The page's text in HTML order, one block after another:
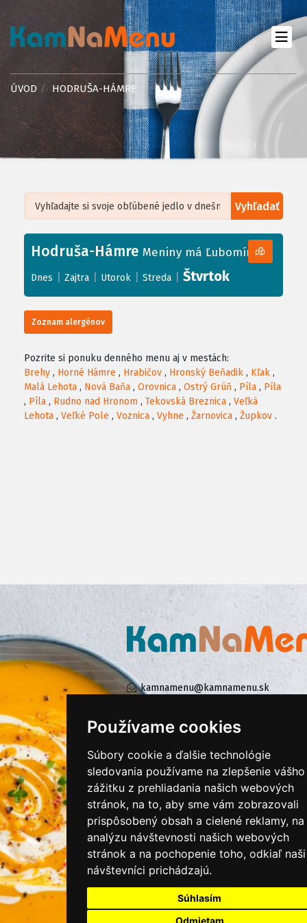
Používame cookies
Súbory cookie a ďalšie technológie
sledovania používame na zlepšenie vášho
zážitku z prehliadania našich webových
stránok, na to, aby sme vám zobrazovali
prispôsobený obsah a cielené reklamy, na
analýzu návštevnosti našich webových
stránok a na pochopenie toho, odkiaľ naši
návštevníci prichádzajú.
Súhlasím
Odmietam
ÚVOD HODRUŠA-HÁMRE
Vyhľadať
+
−
Leaflet| ©OpenStreetMap, Tiles courtesy ofHumanitarian OpenStreetMap
Hodruša-Hámre Meniny má Ľubomíra
Dnes Zajtra Utorok Streda Štvrtok
Zoznam alergénov
Pozrite si ponuku denného menu aj v mestách:
Brehy , Horné Hámre , Hrabičov , Hronský Beňadik , Kľak ,
Malá Lehota , Nová Baňa , Orovnica , Ostrý Grúň , Píla , Píla
, Píla , Rudno nad Hronom , Tekovská Breznica , Veľká
Lehota , Veľké Pole , Voznica , Vyhne , Žarnovica , Župkov .
kamnamenu@kamnamenu.sk
KONTAKTUJTE NÁS
PRIHLÁSIŤ SA DO ZÁKAZNÍCKEJ ZÓNY
Všeobecné obchodné podmienky
Ochrana osobných údajov
Cookies
Moje KamNaMenu